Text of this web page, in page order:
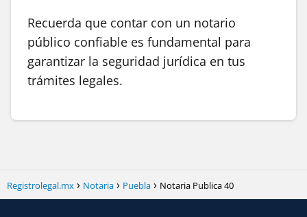
Recuerda que contar con un notario
público confiable es fundamental para
garantizar la seguridad jurídica en tus
trámites legales.
Registrolegal.mx Notaria Puebla Notaria Publica 40